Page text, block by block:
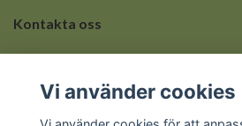
Kontakta oss
Vi använder cookies